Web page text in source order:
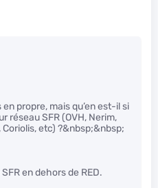
propre, mais qu’en est-il si
réseau SFR (OVH, Nerim,
etc) ?&nbsp;&nbsp;
en dehors de RED.